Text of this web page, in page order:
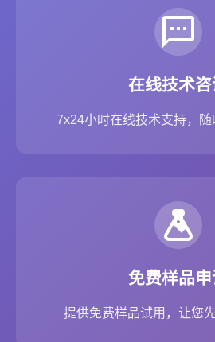
在线技术
7x24小时在线技术支持，
免费样品
提供免费样品试用，让您